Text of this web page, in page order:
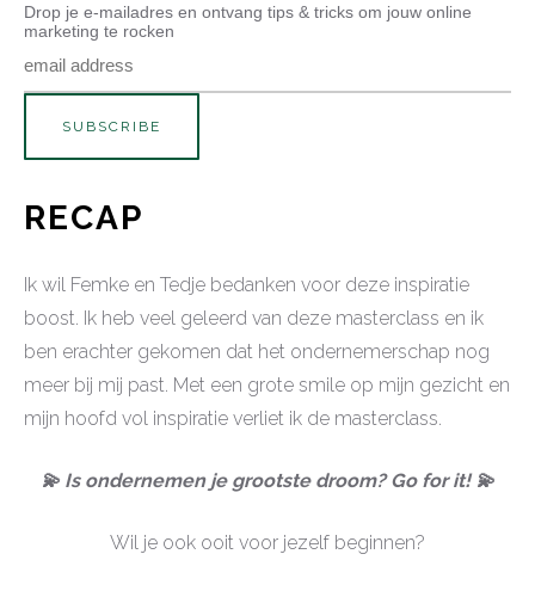
Drop je e-mailadres en ontvang tips & tricks om jouw online
marketing te rocken
RECAP
Ik wil Femke en Tedje bedanken voor deze inspiratie
boost. Ik heb veel geleerd van deze masterclass en ik
ben erachter gekomen dat het ondernemerschap nog
meer bij mij past. Met een grote smile op mijn gezicht en
mijn hoofd vol inspiratie verliet ik de masterclass.
💫 Is ondernemen je grootste droom? Go for it! 💫
Wil je ook ooit voor jezelf beginnen?